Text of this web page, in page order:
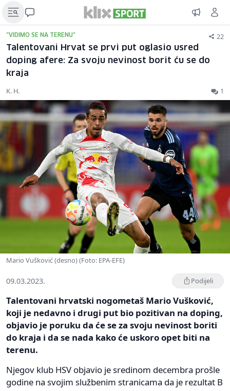
"VIDIMO SE NA TERENU" 22
Talentovani Hrvat se prvi put oglasio usred
doping afere: Za svoju nevinost borit ću se do
kraja
K. H. 1
Mario Vušković (desno) (Foto: EPA-EFE)
09.03.2023. Podijeli
Talentovani hrvatski nogometaš Mario Vušković,
koji je nedavno i drugi put bio pozitivan na doping,
objavio je poruku da će se za svoju nevinost boriti
do kraja i da se nada kako će uskoro opet biti na
terenu.
Njegov klub HSV objavio je sredinom decembra prošle
godine na svojim službenim stranicama da je rezultat B